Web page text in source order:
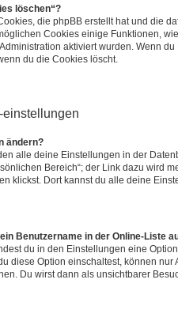
löschen“?
die phpBB erstellt hat und die
Cookies einige Funktionen,
aktiviert wurden. Wenn
du die Cookies löscht.
einstellungen
ändern?
alle deine Einstellungen in der
Bereich“; der Link dazu wird
klickst. Dort kannst du alle deine
Benutzername in der Online-Liste
du in den Einstellungen eine
diese Option einschaltest, können
Du wirst dann als unsichtbarer